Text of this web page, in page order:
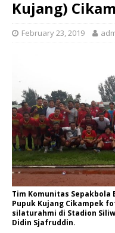
Kujang)
February 23, 2019
Tim Komunitas Sepakbola
Pupuk Kujang Cikampek
silaturahmi di Stadion
Didin Sjafruddin.